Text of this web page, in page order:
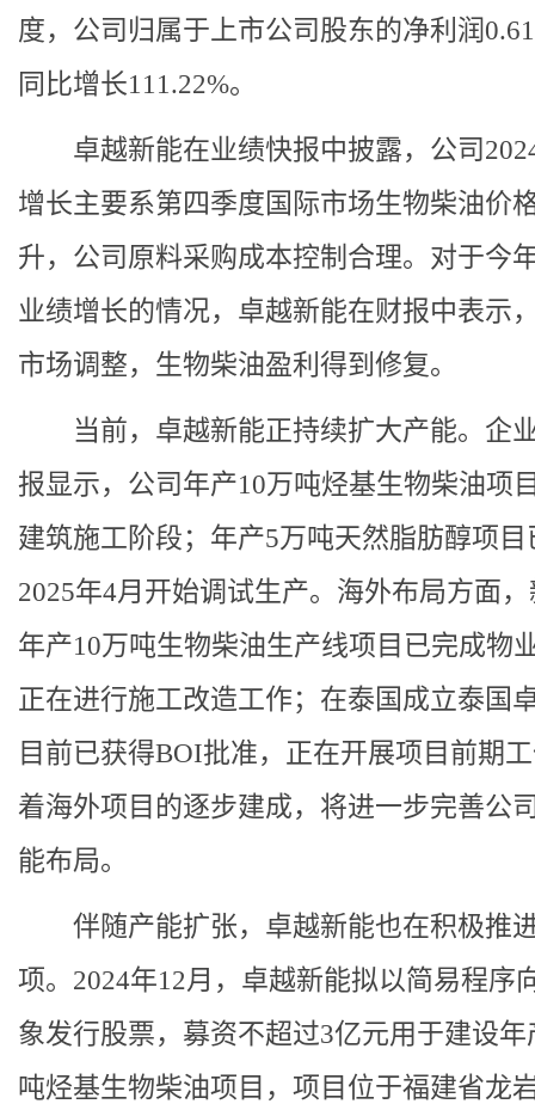
度，公司归属于上市公司股东的净利润
同比增长111.22%。
卓越新能在业绩快报中披露，公司
增长主要系第四季度国际市场生物柴油价
升，公司原料采购成本控制合理。对于今
业绩增长的情况，卓越新能在财报中表示
市场调整，生物柴油盈利得到修复。
当前，卓越新能正持续扩大产能。 企
报显示，公司年产10万吨烃基生物柴油项
建筑施工阶段；年产5万吨天然脂肪醇项目
2025年4月开始调试生产。海外布局方面
年产10万吨生物柴油生产线项目已完成物
正在进行施工改造工作；在泰国成立泰国
目前已获得BOI批准，正在开展项目前期
着海外项目的逐步建成，将进一步完善公
能布局。
伴随产能扩张，卓越新能也在积极推
项。2024年12月，卓越新能拟以简易程序
象发行股票，募资不超过3亿元用于建设年
吨烃基生物柴油项目，项目位于福建省龙